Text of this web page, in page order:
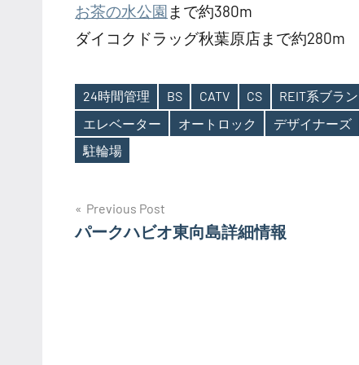
お茶の水公園 まで約380m
ダイコクドラッグ秋葉原店まで約280m
Tags
24時間管理 BS CATV CS REIT系ブラ
エレベーター
オートロック デザイナーズ
駐輪場
投
稿
Previous Post
パークハビオ東向島詳細情報